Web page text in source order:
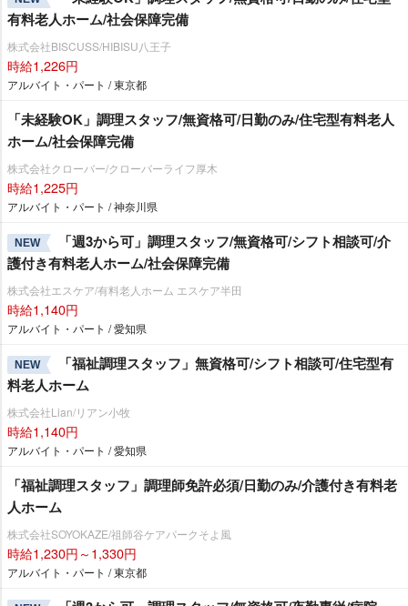
有料老人ホーム/社会保障完備
株式会社BISCUSS/HIBISU八王子
時給1,226円
アルバイト・パート / 東京都
「未経験OK」調理スタッフ/無資格可/日勤のみ/住宅型有料老人
ホーム/社会保障完備
株式会社クローバー/クローバーライフ厚木
時給1,225円
アルバイト・パート / 神奈川県
NEW
「週3から可」調理スタッフ/無資格可/シフト相談可/介
護付き有料老人ホーム/社会保障完備
株式会社エスケア/有料老人ホーム エスケア半田
時給1,140円
アルバイト・パート / 愛知県
NEW
「福祉調理スタッフ」無資格可/シフト相談可/住宅型有
料老人ホーム
株式会社Lian/リアン小牧
時給1,140円
アルバイト・パート / 愛知県
「福祉調理スタッフ」調理師免許必須/日勤のみ/介護付き有料老
人ホーム
株式会社SOYOKAZE/祖師谷ケアパークそよ風
時給1,230円～1,330円
アルバイト・パート / 東京都